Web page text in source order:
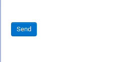
Send